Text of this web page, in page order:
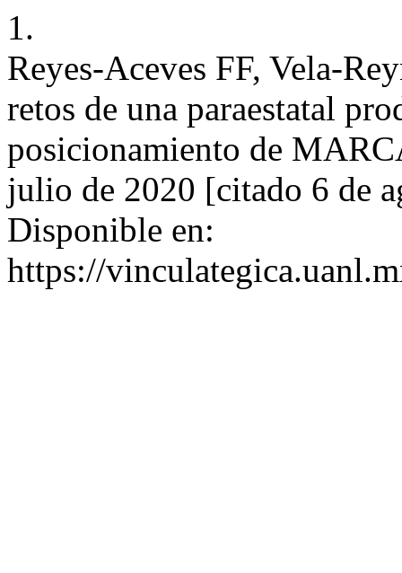
1.
Reyes-Aceves FF, Vela-
retos de una paraestatal
posicionamiento de
julio de 2020 [citado 6 de
Disponible en:
https://